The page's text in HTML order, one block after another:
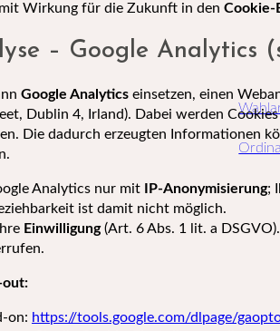
Wirkung für die Zukunft in den Cookie-
– Google Analytics
Google Analytics einsetzen, einen
Dublin 4, Irland). Dabei werden
Die dadurch erzeugten Informationen
Analytics nur mit IP-Anonymisierung;
ist damit nicht möglich.
Ihre Einwilligung(Art. 6 Abs. 1 lit. a
on: https://tools.google.com/dlpage/